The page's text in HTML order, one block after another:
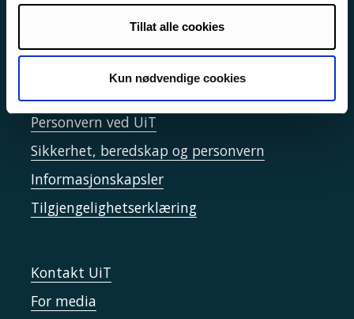
Tillat alle cookies
Kun nødvendige cookies
Personvern ved UiT
Sikkerhet, beredskap og personvern
Informasjonskapsler
Tilgjengelighetserklæring
Kontakt UiT
For media